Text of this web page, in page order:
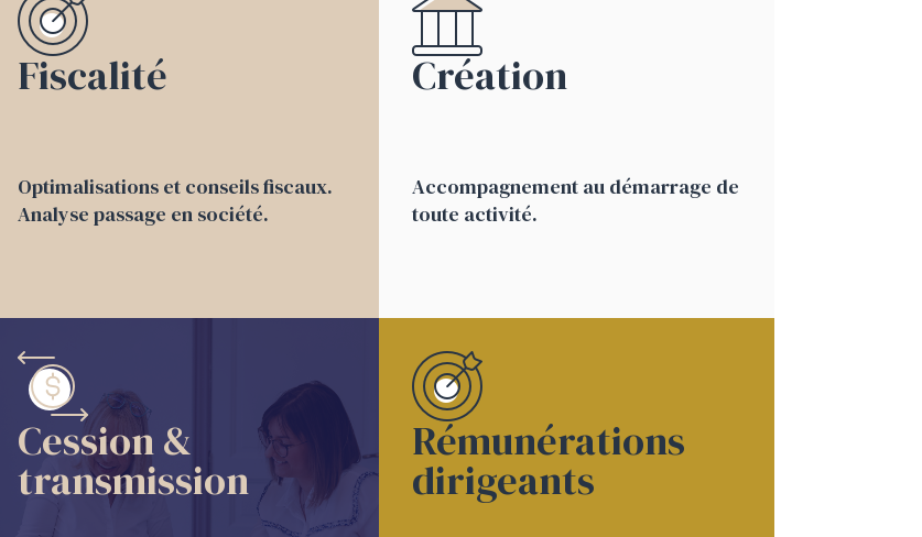
Fiscalité
Optimalisations et conseils fiscaux.
Analyse passage en société.
Création
Accompagnement au démarrage de
toute activité.
Cession &
transmission
Rémunérations
dirigeants